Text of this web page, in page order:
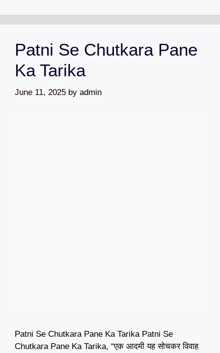
Patni Se Chutkara Pane
Ka Tarika
June 11, 2025 by admin
Patni Se Chutkara Pane Ka Tarika Patni Se
Chutkara Pane Ka Tarika, “एक आदमी यह सोचकर विवाह